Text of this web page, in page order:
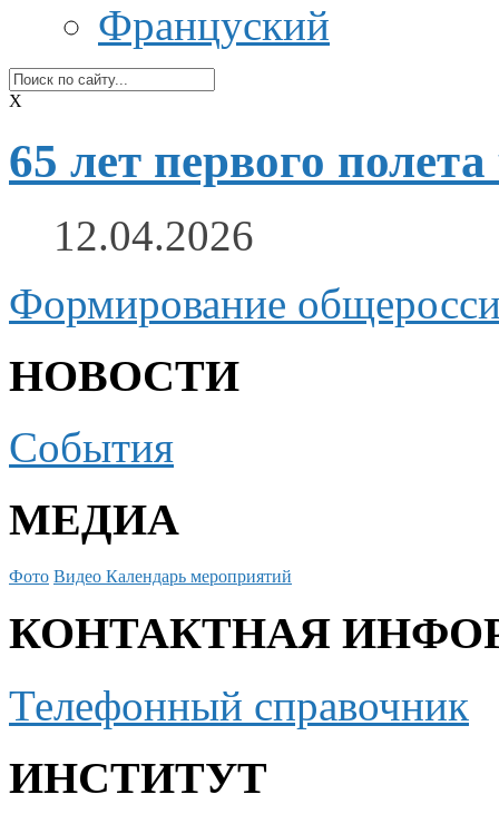
Француский
X
65 лет первого
12.04.2026
Формирование
НОВОСТИ
События
МЕДИА
Фото Видео Календарь мероприятий
КОНТАКТНАЯ
Телефонный справочник
ИНСТИТУТ